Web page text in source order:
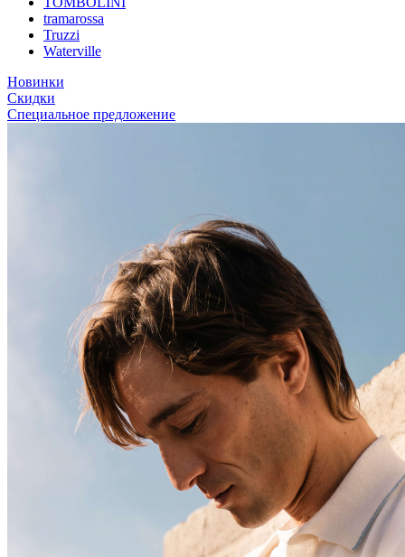
tramarossa
Truzzi
Waterville
Новинки
Скидки
Специальное предложение